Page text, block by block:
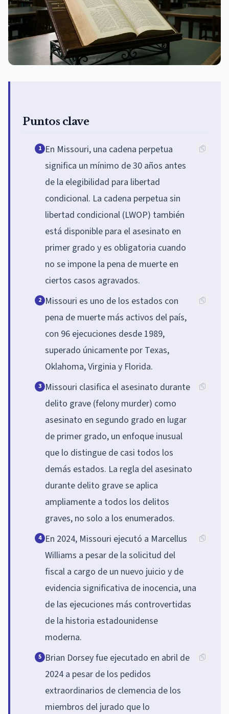
Puntos clave
1 En Missouri, una cadena perpetua
significa un mínimo de 30 años antes
de la elegibilidad para libertad
condicional. La cadena perpetua sin
libertad condicional (LWOP) también
está disponible para el asesinato en
primer grado y es obligatoria cuando
no se impone la pena de muerte en
ciertos casos agravados.
2 Missouri es uno de los estados con
pena de muerte más activos del país,
con 96 ejecuciones desde 1989,
superado únicamente por Texas,
Oklahoma, Virginia y Florida.
3 Missouri clasifica el asesinato durante
delito grave (felony murder) como
asesinato en segundo grado en lugar
de primer grado, un enfoque inusual
que lo distingue de casi todos los
demás estados. La regla del asesinato
durante delito grave se aplica
ampliamente a todos los delitos
graves, no solo a los enumerados.
4 En 2024, Missouri ejecutó a Marcellus
Williams a pesar de la solicitud del
fiscal a cargo de un nuevo juicio y de
evidencia significativa de inocencia, una
de las ejecuciones más controvertidas
de la historia estadounidense
moderna.
5 Brian Dorsey fue ejecutado en abril de
2024 a pesar de los pedidos
extraordinarios de clemencia de los
miembros del jurado que lo